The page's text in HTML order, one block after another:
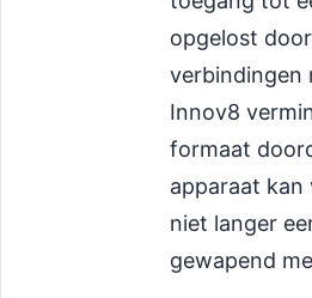
opgelost
verbindingen
Innov8
formaat
apparaat kan
niet langer
gewapend